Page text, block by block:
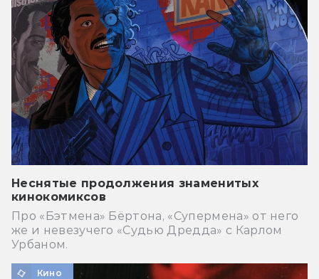
Неснятые продолжения знаменитых
кинокомиксов
Про «Бэтмена» Бёртона, «Супермена» от него
же и невезучего «Судью Дредда» с Карлом
Урбаном.
Кино